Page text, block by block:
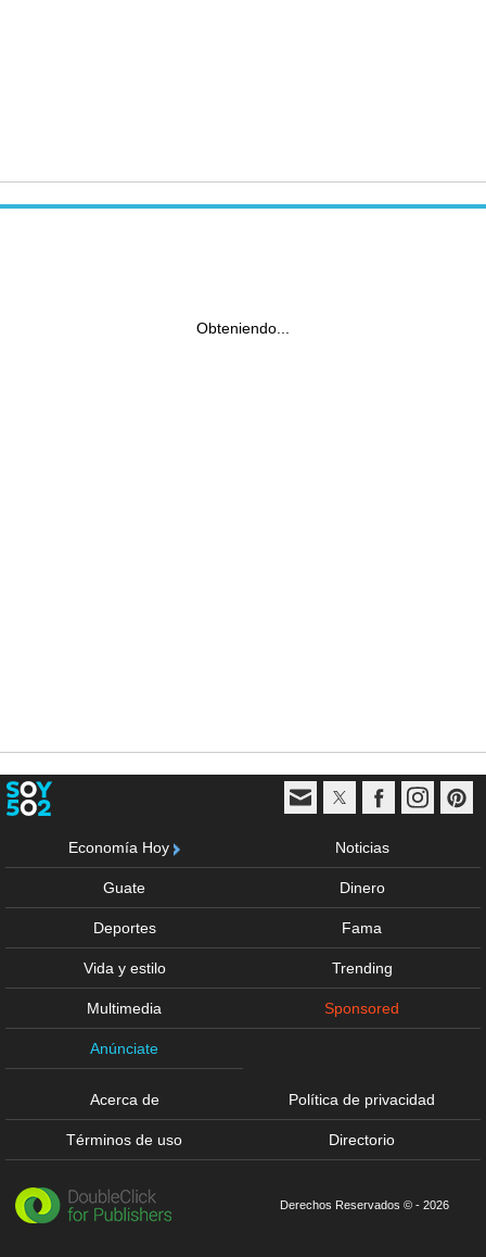
Obteniendo...
Economía Hoy Noticias
Guate Dinero
Deportes Fama
Vida y estilo Trending
Multimedia Sponsored
Anúnciate
Acerca de Política de privacidad
Términos de uso Directorio
Derechos Reservados © - 2026